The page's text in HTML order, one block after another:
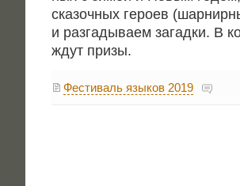
ска­зоч­ных геро­ев
и раз­га­ды­ва­ем загад­ки. В
ждут призы.
Фестиваль языков 2019